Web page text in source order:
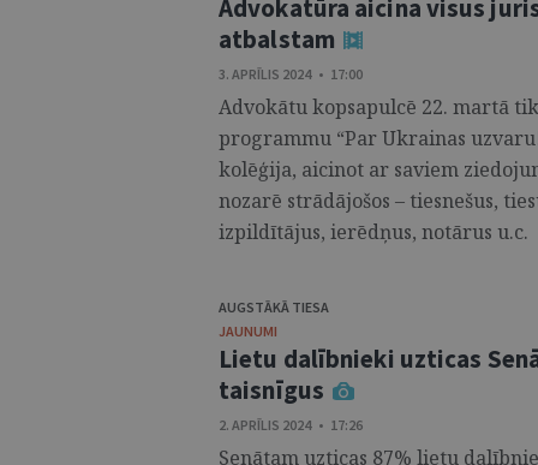
Advokatūra aicina visus
atbalstam
3. APRĪLIS 2024 • 17:00
Advokātu kopsapulcē 22. martā
programmu “Par Ukrainas
kolēģija, aicinot ar saviem
nozarē strādājošos – tiesnešus,
izpildītājus, ierēdņus, notārus u.c.
AUGSTĀKĀ TIESA
JAUNUMI
Lietu dalībnieki uzticas
taisnīgus
2. APRĪLIS 2024 • 17:26
Senātam uzticas 87% lietu